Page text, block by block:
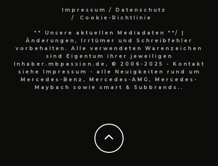
Impressum / Datenschutz
Cookie-Richtlinie
** Unsere aktuellen Mediadaten **/
|
Änderungen, Irrtümer und Schreibfehler
vorbehalten. Alle verwendeten Warenzeichen
sind Eigentum ihrer jeweiligen
Inhaber.mbpassion.de, © 2006-2025 - Kontakt
siehe Impressum - alle Neuigkeiten rund um
Mercedes-Benz, Mercedes-AMG, Mercedes-
Maybach sowie smart & Subbrands..